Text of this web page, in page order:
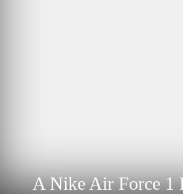
A Nike Air Force 1